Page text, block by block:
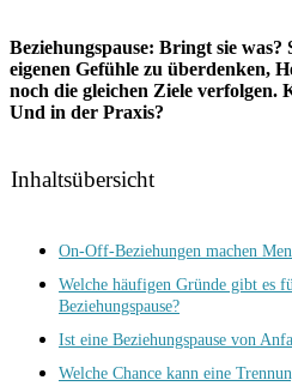
Beziehungspause: Bringt sie was?
eigenen Gefühle zu überdenken,
noch die gleichen Ziele
Und in der Praxis?
Inhaltsübersicht
On-Off-Beziehungen machen
Welche häufigen Gründe gibt es
Beziehungspause?
Ist eine Beziehungspause von
Welche Chance kann eine